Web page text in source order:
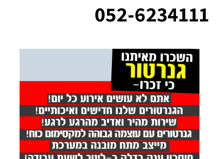
052-6234111